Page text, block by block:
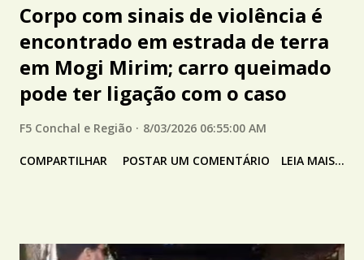
Corpo com sinais de violência é
encontrado em estrada de terra
em Mogi Mirim; carro queimado
pode ter ligação com o caso
F5 Conchal e Região 8/03/2026 06:55:00 AM
COMPARTILHAR POSTAR UM COMENTÁRIO LEIA MAIS...